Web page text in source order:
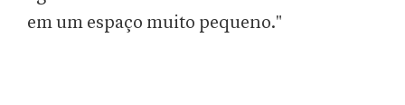
em um espaço muito pequeno."